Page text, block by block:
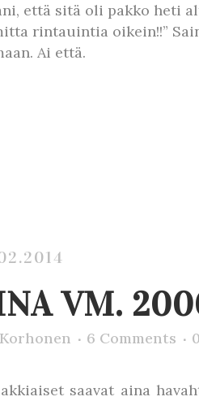
että sitä oli pakko heti
rintauintia oikein!!”
Ai että.
VM.
6 Comments 0
saavat aina